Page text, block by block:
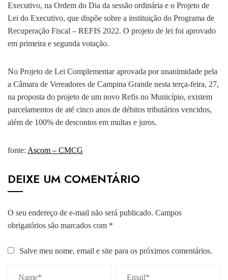
Executivo, na Ordem do Dia da sessão ordinária e o Projeto de
Lei do Executivo, que dispõe sobre a instituição do Programa de
Recuperação Fiscal – REFIS 2022. O projeto de lei foi aprovado
em primeira e segunda votação.
No Projeto de Lei Complementar aprovada por unanimidade pela
a Câmara de Vereadores de Campina Grande nesta terça-feira, 27,
na proposta do projeto de um novo Refis no Município, existem
parcelamentos de até cinco anos de débitos tributários vencidos,
além de 100% de descontos em multas e juros.
fonte: Ascom – CMCG
DEIXE UM COMENTÁRIO
O seu endereço de e-mail não será publicado. Campos
obrigatórios são marcados com *
Salve meu nome, email e site para os próximos comentários.